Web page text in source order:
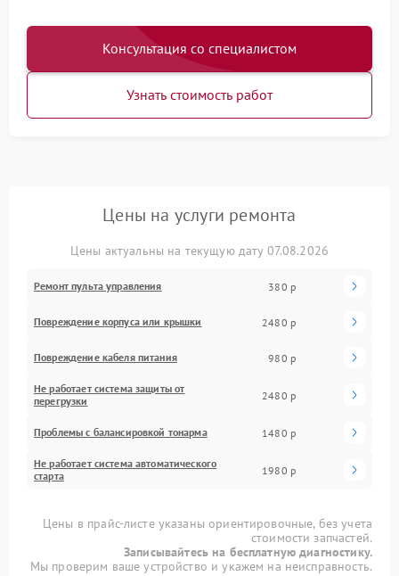
Консультация со специалистом
Узнать стоимость работ
Цены на услуги ремонта
Цены актуальны на текущую дату 07.08.2026
Ремонт пульта управления 380 р
Повреждение корпуса или крышки 2480 р
Повреждение кабеля питания 980 р
Не работает система защиты от
перегрузки
2480 р
Проблемы с балансировкой тонарма 1480 р
Не работает система автоматического
старта
1980 р
Цены в прайс-листе указаны ориентировочные, без учета
стоимости запчастей.
Записывайтесь на бесплатную диагностику.
Мы проверим ваше устройство и укажем на неисправность.